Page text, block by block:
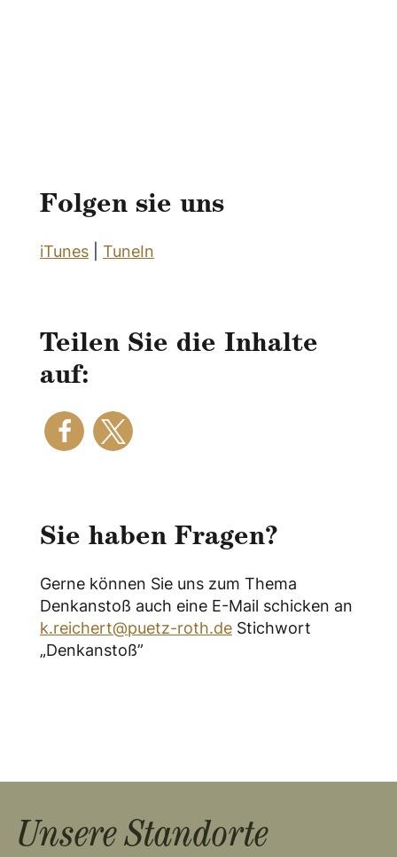
Folgen sie uns
iTunes TuneIn
Teilen Sie die Inhalte
auf:
Sie haben Fragen?
Gerne können Sie uns zum Thema
Denkanstoß auch eine E-Mail schicken an
k.reichert@puetz-roth.de Stichwort
„Denkanstoß”
Unsere Standorte